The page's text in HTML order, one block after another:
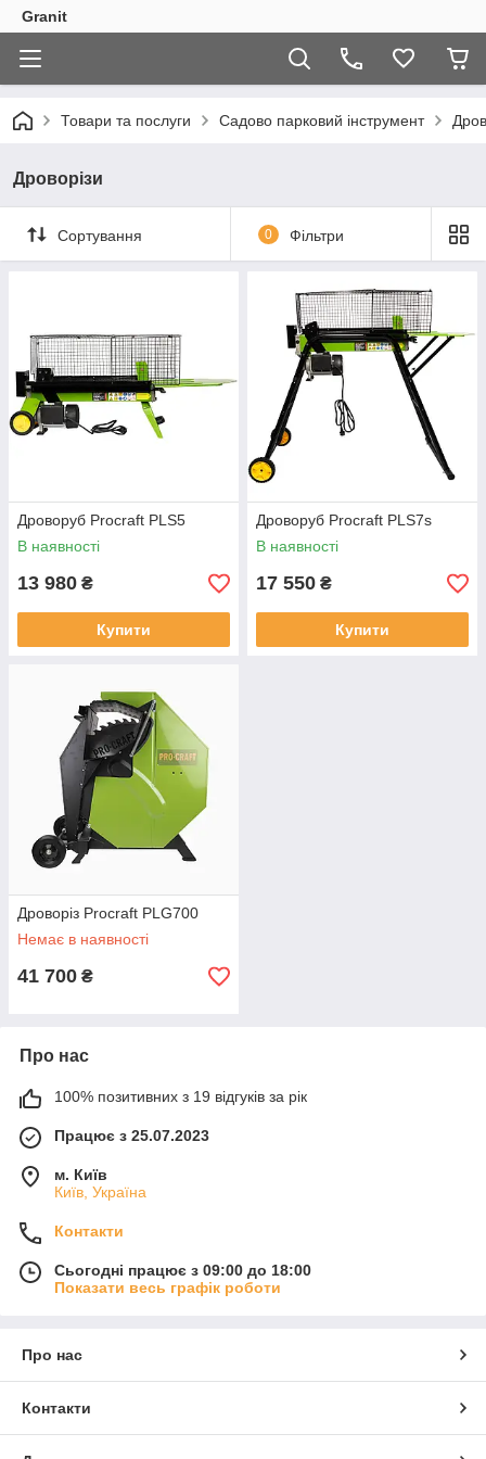
Granit
Товари та послуги Садово парковий інструмент
Дроворізи
Сортування 0 Фільтри
Дроворуб Procraft PLS5
В наявності
13 980 ₴
Купити
Дроворуб Procraft PLS7s
В наявності
17 550 ₴
Купити
Дроворіз Procraft PLG700
Немає в наявності
41 700 ₴
Про нас
100% позитивних з 19 відгуків за рік
Працює з 25.07.2023
м. Київ
Київ, Україна
Контакти
Сьогодні працює з 09:00 до 18:00
Показати весь графік роботи
Про нас
Контакти